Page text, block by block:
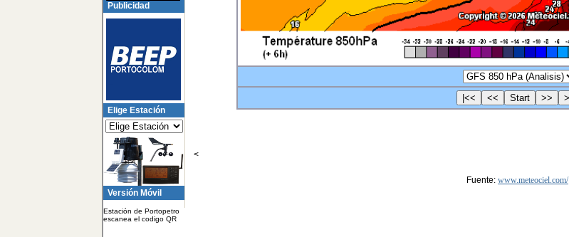
Publicidad
Elige Estación
Versión Móvil
Estación de Portopetro
escanea el codigo QR
<
Fuente: www.meteociel.com/